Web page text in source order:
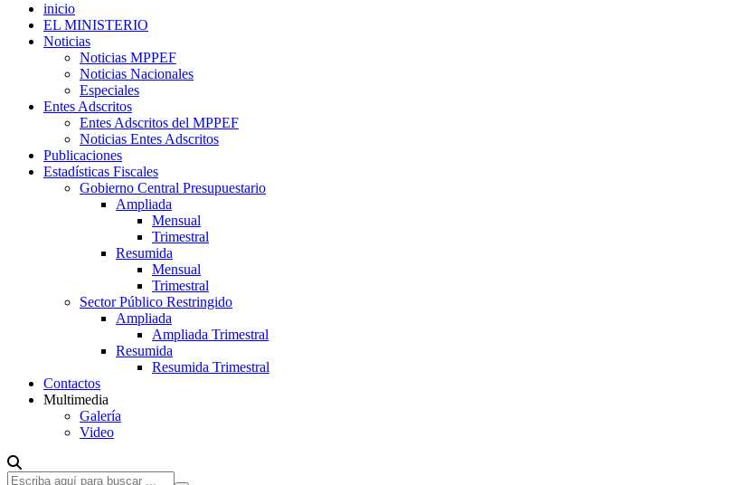
inicio
EL MINISTERIO
Noticias
Noticias MPPEF
Noticias Nacionales
Especiales
Entes Adscritos
Entes Adscritos del MPPEF
Noticias Entes Adscritos
Publicaciones
Estadísticas Fiscales
Gobierno Central Presupuestario
Ampliada
Mensual
Trimestral
Resumida
Mensual
Trimestral
Sector Público Restringido
Ampliada
Ampliada Trimestral
Resumida
Resumida Trimestral
Contactos
Multimedia
Galería
Video